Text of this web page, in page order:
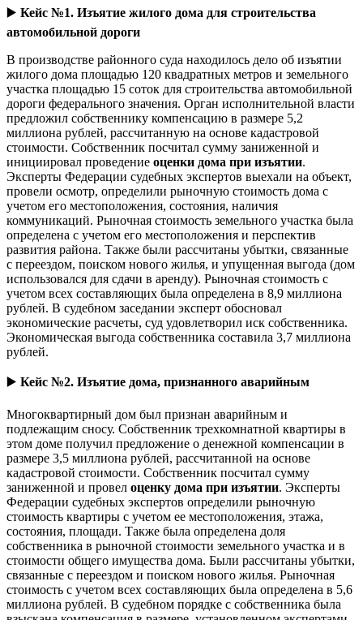
▶️ Кейс №1. Изъятие жилого дома для строительства
автомобильной дороги
В производстве районного суда находилось дело об изъятии
жилого дома площадью 120 квадратных метров и земельного
участка площадью 15 соток для строительства автомобильной
дороги федерального значения. Орган исполнительной власти
предложил собственнику компенсацию в размере 5,2
миллиона рублей, рассчитанную на основе кадастровой
стоимости. Собственник посчитал сумму заниженной и
инициировал проведение оценки дома при изъятии.
Эксперты Федерации судебных экспертов выехали на объект,
провели осмотр, определили рыночную стоимость дома с
учетом его местоположения, состояния, наличия
коммуникаций. Рыночная стоимость земельного участка была
определена с учетом его местоположения и перспектив
развития района. Также были рассчитаны убытки, связанные
с переездом, поиском нового жилья, и упущенная выгода (дом
использовался для сдачи в аренду). Рыночная стоимость с
учетом всех составляющих была определена в 8,9 миллиона
рублей. В судебном заседании эксперт обосновал
экономические расчеты, суд удовлетворил иск собственника.
Экономическая выгода собственника составила 3,7 миллиона
рублей.
▶️ Кейс №2. Изъятие дома, признанного аварийным
Многоквартирный дом был признан аварийным и
подлежащим сносу. Собственник трехкомнатной квартиры в
этом доме получил предложение о денежной компенсации в
размере 3,5 миллиона рублей, рассчитанной на основе
кадастровой стоимости. Собственник посчитал сумму
заниженной и провел оценку дома при изъятии. Эксперты
Федерации судебных экспертов определили рыночную
стоимость квартиры с учетом ее местоположения, этажа,
состояния, площади. Также была определена доля
собственника в рыночной стоимости земельного участка и в
стоимости общего имущества дома. Были рассчитаны убытки,
связанные с переездом и поиском нового жилья. Рыночная
стоимость с учетом всех составляющих была определена в 5,6
миллиона рублей. В судебном порядке с собственника была